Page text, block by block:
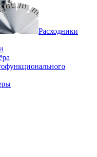
Расходники